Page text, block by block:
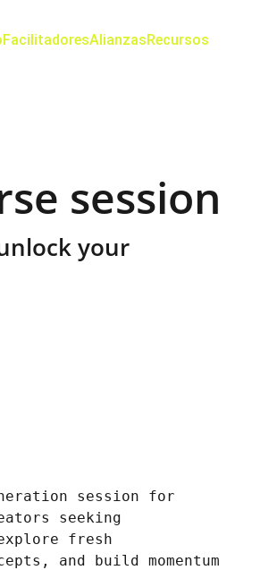
FacilitadoresAlianzasRecursos
session
your
session for
seeking
fresh
and build momentum